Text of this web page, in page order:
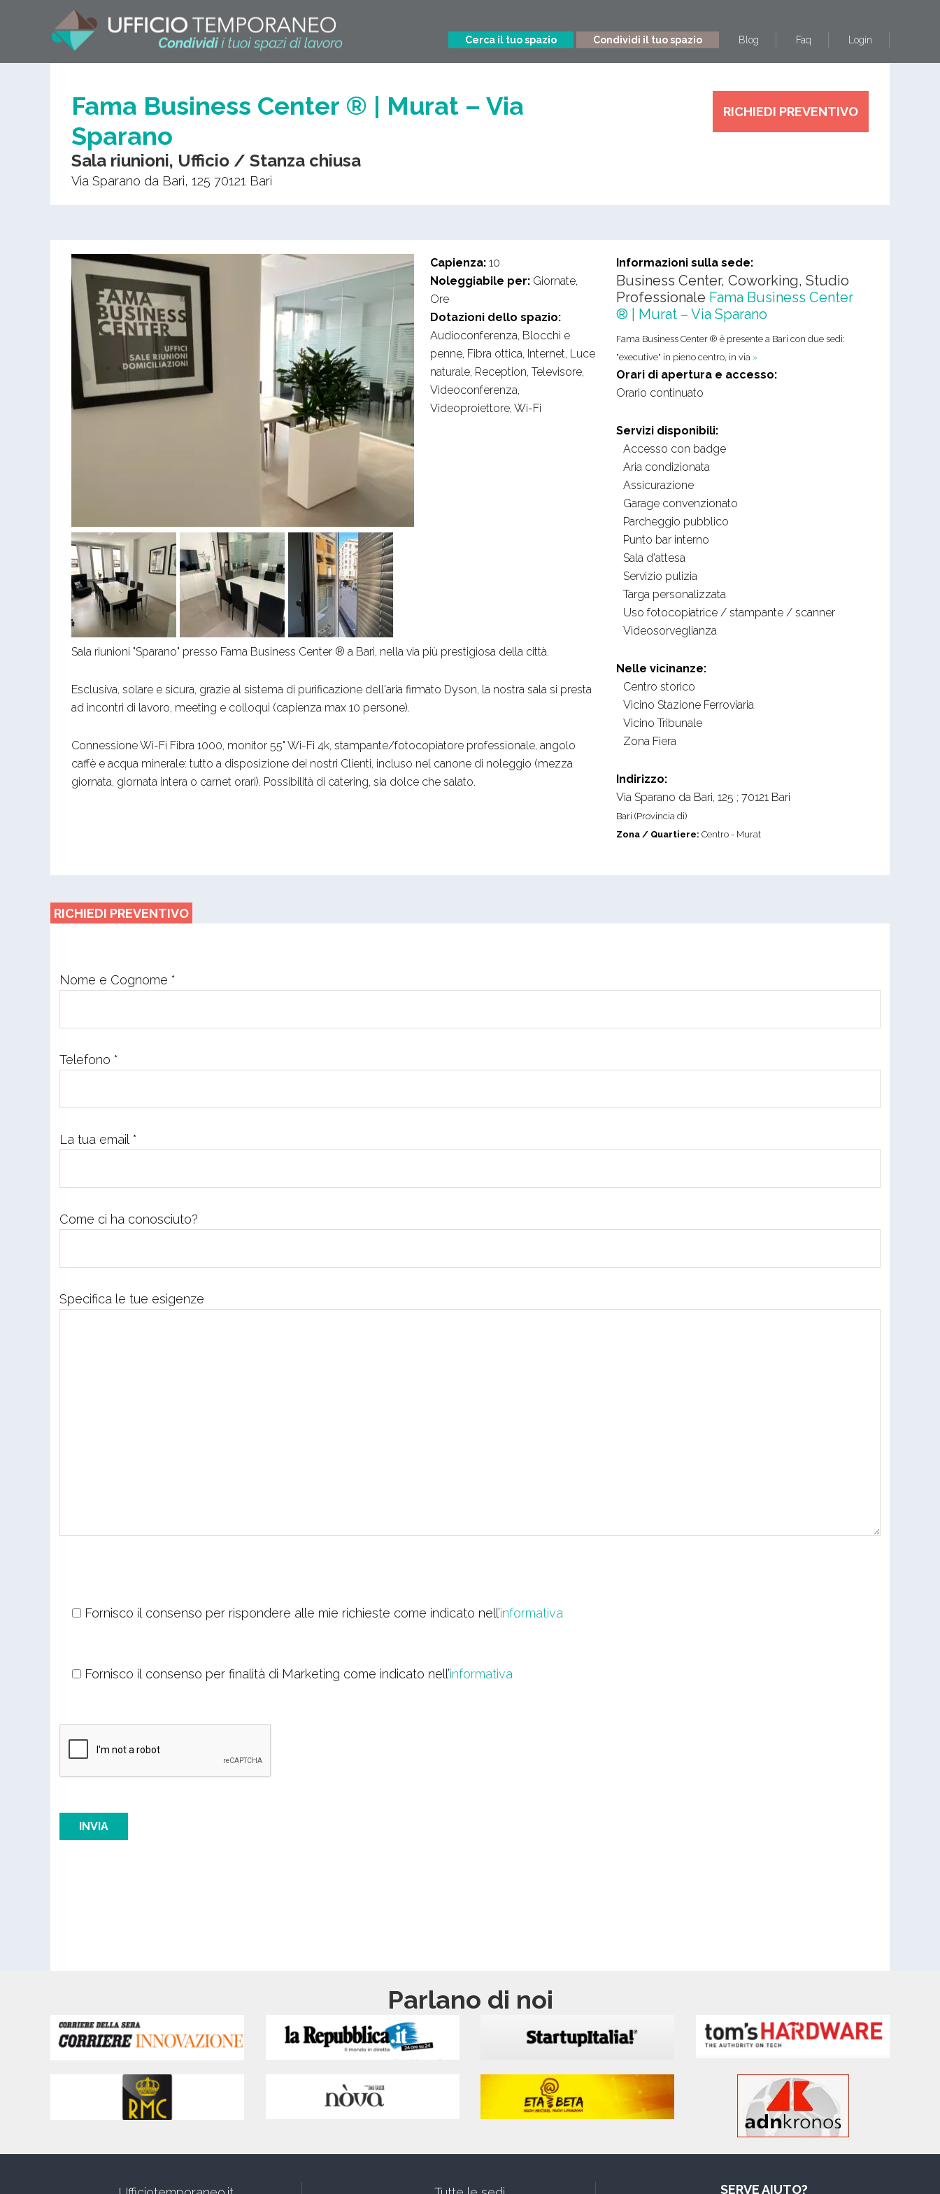
Cerca il tuo spazio Condividi il tuo spazio Blog Faq Login
Fama Business Center ® | Murat – Via
Sparano
Sala riunioni, Ufficio / Stanza chiusa
Via Sparano da Bari, 125 70121 Bari
RICHIEDI PREVENTIVO
Capienza:10
Noleggiabile per:Giornate,
Ore
Dotazioni dello spazio:
Audioconferenza, Blocchi e
penne, Fibra ottica, Internet, Luce
naturale, Reception, Televisore,
Videoconferenza,
Videoproiettore, Wi-Fi
Sala riunioni "Sparano" presso Fama Business Center ® a Bari, nella via più prestigiosa della città.
Esclusiva, solare e sicura, grazie al sistema di purificazione dell'aria firmato Dyson, la nostra sala si presta
ad incontri di lavoro, meeting e colloqui (capienza max 10 persone).
Connessione Wi-Fi Fibra 1000, monitor 55" Wi-Fi 4k, stampante/fotocopiatore professionale, angolo
caffè e acqua minerale: tutto a disposizione dei nostri Clienti, incluso nel canone di noleggio (mezza
giornata, giornata intera o carnet orari). Possibilità di catering, sia dolce che salato.
Informazioni sulla sede:
Business Center, Coworking, Studio
Professionale Fama Business Center
® | Murat – Via Sparano
Fama Business Center ® è presente a Bari con due sedi:
"executive" in pieno centro, in via »
Orari di apertura e accesso:
Orario continuato
Servizi disponibili:
Accesso con badge
Aria condizionata
Assicurazione
Garage convenzionato
Parcheggio pubblico
Punto bar interno
Sala d'attesa
Servizio pulizia
Targa personalizzata
Uso fotocopiatrice / stampante / scanner
Videosorveglianza
Nelle vicinanze:
Centro storico
Vicino Stazione Ferroviaria
Vicino Tribunale
Zona Fiera
Indirizzo:
Via Sparano da Bari, 125 ;70121 Bari
Bari (Provincia di)
Zona / Quartiere: Centro - Murat
RICHIEDI PREVENTIVO
Nome e Cognome *
Telefono *
La tua email *
Come ci ha conosciuto?
Specifica le tue esigenze
Fornisco il consenso per rispondere alle mie richieste come indicato nell’informativa
Fornisco il consenso per finalità di Marketing come indicato nell’informativa
Parlano di noi
SERVE AIUTO?